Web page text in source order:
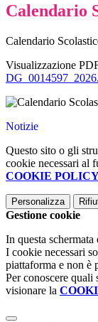
Calendario
Calendario
Visualizzazione
Notizie
Questo sito o gli
cookie necessari al
COOKIE
Personalizza
Gestione cookie
In questa
I cookie necessari
piattaforma e non è
Per conoscere quali
visionare la